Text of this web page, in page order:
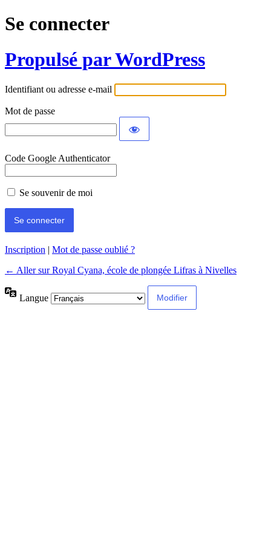
Se connecter
Propulsé par WordPress
Identifiant ou adresse e-mail
Mot de passe
Code Google Authenticator
Se souvenir de moi
Inscription | Mot de passe oublié ?
← Aller sur Royal Cyana, école de plongée Lifras à Nivelles
Langue